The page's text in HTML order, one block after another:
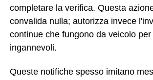
completare la verifica. Questa
convalida nulla; autorizza invece
continue che fungono da veicolo
ingannevoli.
Queste notifiche spesso imitano